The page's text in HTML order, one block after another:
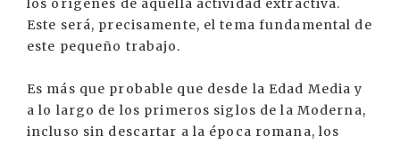
los orígenes de aquella actividad extractiva.
Este será, precisamente, el tema fundamental de
este pequeño trabajo.
Es más que probable que desde la Edad Media y
a lo largo de los primeros siglos de la Moderna,
incluso sin descartar a la época romana, los